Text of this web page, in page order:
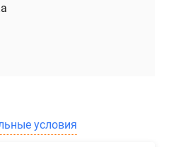
условия